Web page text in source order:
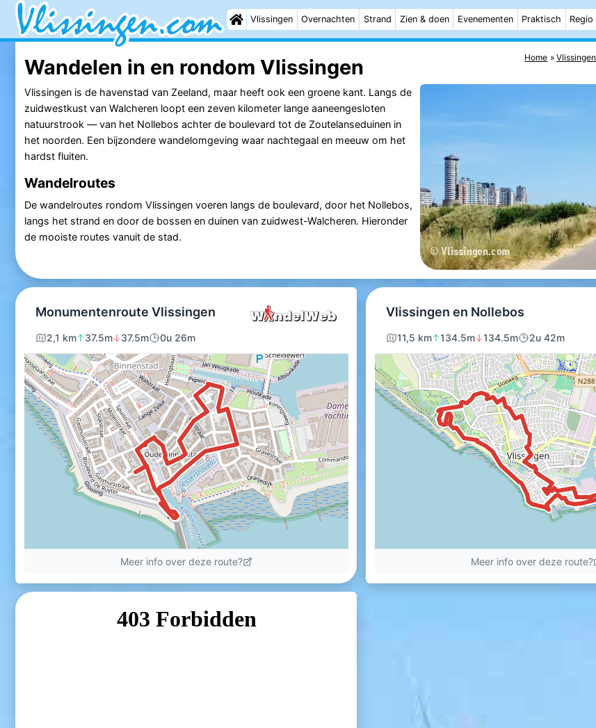
Vlissingen Overnachten Strand Zien & doen Evenementen Praktisch Regio
Home Vlissingen
Wandelen in en rondom Vlissingen
Vlissingen is de havenstad van Zeeland, maar heeft ook een groene kant. Langs de
zuidwestkust van Walcheren loopt een zeven kilometer lange aaneengesloten
natuurstrook — van het Nollebos achter de boulevard tot de Zoutelanseduinen in
het noorden. Een bijzondere wandelomgeving waar nachtegaal en meeuw om het
hardst fluiten.
Wandelroutes
De wandelroutes rondom Vlissingen voeren langs de boulevard, door het Nollebos,
langs het strand en door de bossen en duinen van zuidwest-Walcheren. Hieronder
de mooiste routes vanuit de stad.